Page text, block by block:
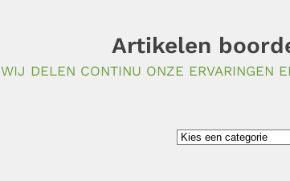
Artikelen
WIJ DELEN CONTINU ONZE ERVARINGEN